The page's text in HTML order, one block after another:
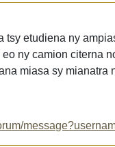
etudiena ny
ny camion citerna
miasa sy mianatra